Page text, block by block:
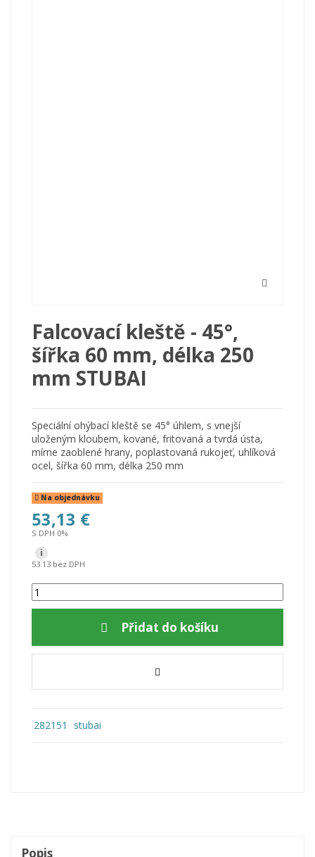
Falcovací kleště - 45°,
šířka 60 mm, délka 250
mm STUBAI
Speciální ohýbací kleště se 45° úhlem, s vnejší
uloženým kloubem, kované, fritovaná a tvrdá ústa,
mírne zaoblené hrany, poplastovaná rukojeť, uhlíková
ocel, šířka 60 mm, délka 250 mm
Na objednávku
53,13 €
S DPH 0%
i
53.13 bez DPH
Přidat do košíku
282151 stubai
Popis